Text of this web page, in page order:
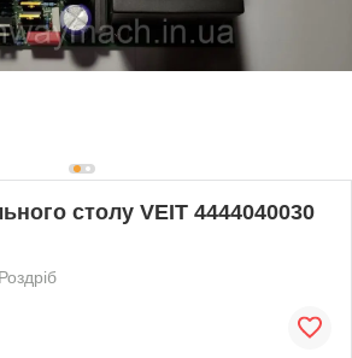
столу VEIT 4444040030
Роздріб